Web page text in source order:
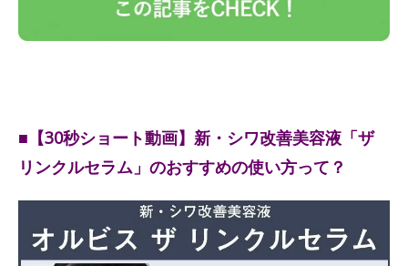
■【30秒ショート動画】新・シワ改善美容液「ザ
リンクルセラム」のおすすめの使い方って？